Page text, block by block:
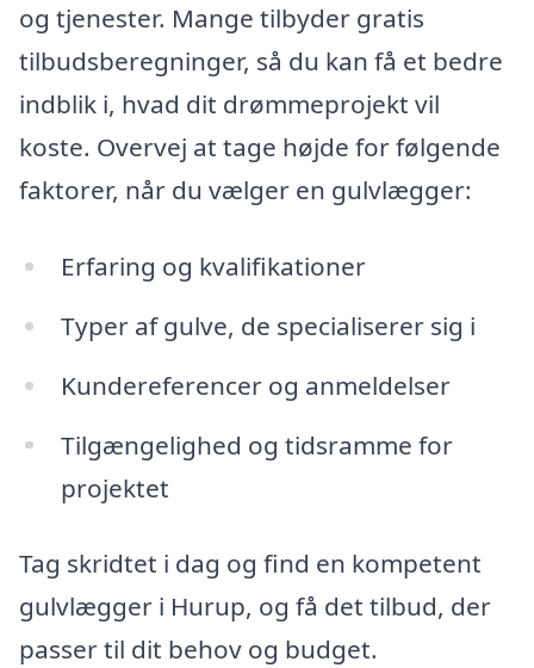
og tjenester. Mange tilbyder gratis
tilbudsberegninger, så du kan få et bedre
indblik i, hvad dit drømmeprojekt vil
koste. Overvej at tage højde for følgende
faktorer, når du vælger en gulvlægger:
Erfaring og kvalifikationer
Typer af gulve, de specialiserer sig i
Kundereferencer og anmeldelser
Tilgængelighed og tidsramme for
projektet
Tag skridtet i dag og find en kompetent
gulvlægger i Hurup, og få det tilbud, der
passer til dit behov og budget.